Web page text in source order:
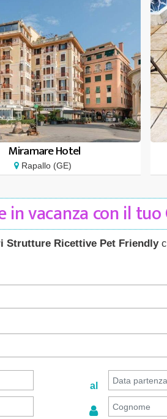
Miramare Hotel
Rapallo (GE)
in vacanza con il tuo
Strutture Ricettive Pet Friendly
al